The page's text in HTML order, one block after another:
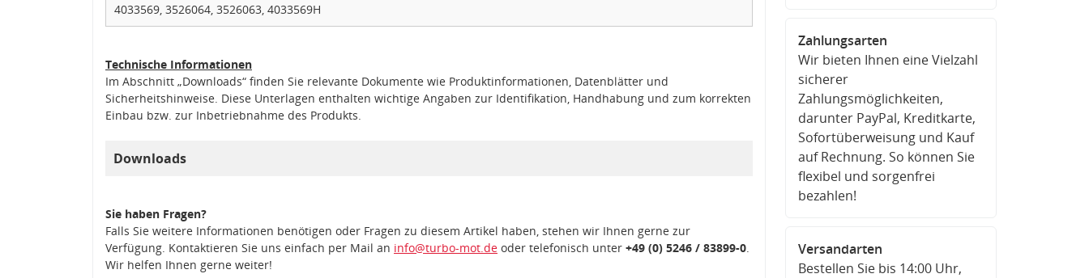
4033569, 3526064, 3526063, 4033569H
Technische Informationen
Im Abschnitt „Downloads“ finden Sie relevante Dokumente wie Produktinformationen, Datenblätter und
Sicherheitshinweise. Diese Unterlagen enthalten wichtige Angaben zur Identifikation, Handhabung und zum korrekten
Einbau bzw. zur Inbetriebnahme des Produkts.
Downloads
Sie haben Fragen?
Falls Sie weitere Informationen benötigen oder Fragen zu diesem Artikel haben, stehen wir Ihnen gerne zur
Verfügung. Kontaktieren Sie uns einfach per Mail an info@turbo-mot.de oder telefonisch unter +49 (0) 5246 / 83899-0.
Wir helfen Ihnen gerne weiter!
Zahlungsarten
Wir bieten Ihnen eine Vielzahl
sicherer
Zahlungsmöglichkeiten,
darunter PayPal, Kreditkarte,
Sofortüberweisung und Kauf
auf Rechnung. So können Sie
flexibel und sorgenfrei
bezahlen!
Versandarten
Bestellen Sie bis 14:00 Uhr,